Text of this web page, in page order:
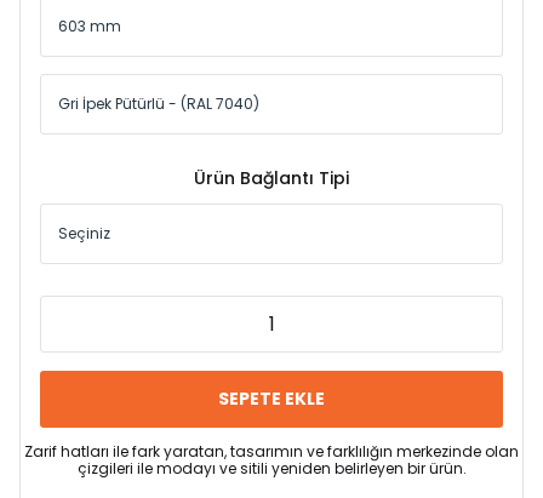
Ürün Bağlantı Tipi
SEPETE EKLE
Zarif hatları ile fark yaratan, tasarımın ve farklılığın merkezinde olan
çizgileri ile modayı ve sitili yeniden belirleyen bir ürün.